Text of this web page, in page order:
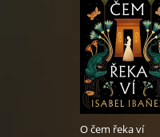
O čem řeka ví